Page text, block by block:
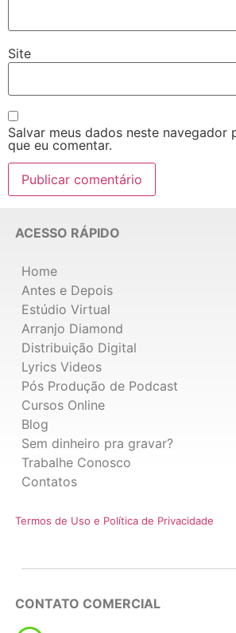
Site
Salvar meus dados neste navegador
que eu comentar.
ACESSO RÁPIDO
Home
Antes e Depois
Estúdio Virtual
Arranjo Diamond
Distribuição Digital
Lyrics Videos
Pós Produção de Podcast
Cursos Online
Blog
Sem dinheiro pra gravar?
Trabalhe Conosco
Contatos
Termos de Uso e Política de Privacidade
CONTATO COMERCIAL